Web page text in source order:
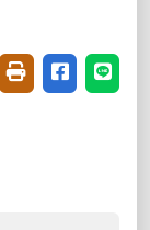
友善列印(開新視
分享至臉書
分享